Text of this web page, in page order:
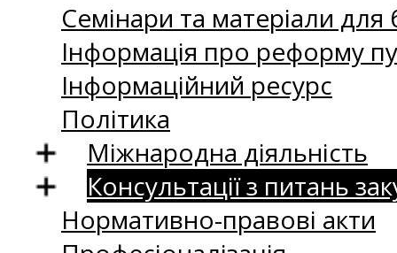
Семінари та матеріали для
Інформація про реформу
Інформаційний ресурс
Політика
Міжнародна діяльність
Консультації з питань
Нормативно-правові акти